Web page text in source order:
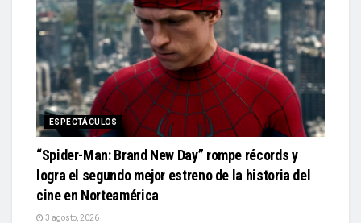
ESPECTÁCULOS
“Spider-Man: Brand New Day” rompe récords y
logra el segundo mejor estreno de la historia del
cine en Norteamérica
3 agosto, 2026